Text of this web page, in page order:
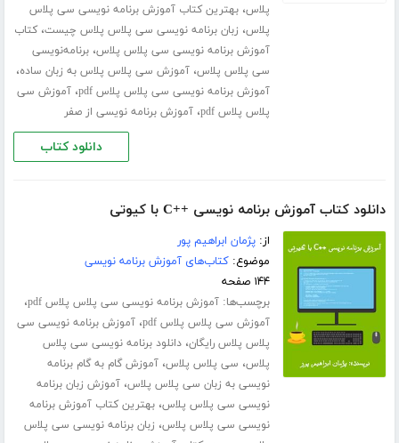
پلاس،بهترین کتاب آموزش برنامه نویسی سی پلاس
پلاس، زبان برنامه نویسی سی پلاس پلاس چیست،کتاب
آموزش برنامه نویسی سی پلاس پلاس،برنامه‌نویسی
سی پلاس پلاس،آموزش سی پلاس پلاس به زبان ساده،
آموزش برنامه نویسی سی پلاس پلاس pdf ،آموزش سی
پلاس پلاس pdf
،آموزش برنامه نویسی از صفر
دانلود کتاب
دانلود کتاب آموزش برنامه نویسی ++C با کیوتی
از:پژمان ابراهیم پور
موضوع:کتاب‌های آموزش برنامه نویسی
۱۴۴ صفحه
برچسب‌ها:آموزش برنامه نویسی سی پلاس پلاس pdf ،
آموزش سی پلاس پلاس pdf ،آموزش برنامه نویسی سی
پلاس پلاس رایگان،دانلود برنامه نویسی سی پلاس
پلاس، سی پلاس پلاس،آموزش گام به گام برنامه
نویسی به زبان سی پلاس پلاس،آموزش زبان برنامه
نویسی سی پلاس پلاس،بهترین کتاب آموزش برنامه
نویسی سی پلاس پلاس، زبان برنامه نویسی سی پلاس